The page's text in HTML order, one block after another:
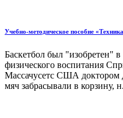
Учебно-методическое пособие
Баскетбол был "изобретен"
физического воспитания
Массачусетс США
мяч забрасывали в корзину,